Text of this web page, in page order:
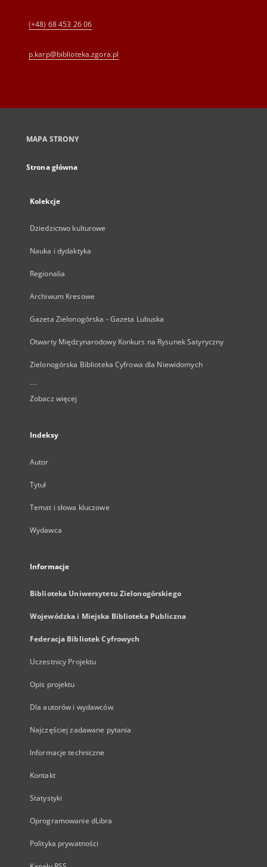
(+48) 68 453 26 06
p.karp@biblioteka.zgora.pl
MAPA STRONY
Strona główna
Kolekcje
Dziedzictwo kulturowe
Nauka i dydaktyka
Regionalia
Archiwum Kresowe
Gazeta Zielonogórska - Gazeta Lubuska
Otwarty Międzynarodowy Konkurs na Rysunek Satyryczny
Zielonogórska Biblioteka Cyfrowa dla Niewidomych
...
Zobacz więcej
Indeksy
Autor
Tytuł
Temat i słowa kluczowe
Wydawca
Informacje
Biblioteka Uniwersytetu Zielonogórskiego
Wojewódzka i Miejska Biblioteka Publiczna
Federacja Bibliotek Cyfrowych
Uczestnicy Projektu
Opis projektu
Dla autorów i wydawców
Najczęściej zadawane pytania
Informacje techniczne
Kontakt
Statystyki
Oprogramowanie dLibra
Polityka prywatności